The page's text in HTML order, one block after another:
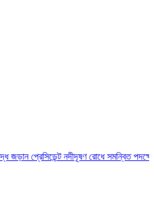
নদীদূষণ রোধে সমন্বিত পদক্ষেপ গ্রহণে